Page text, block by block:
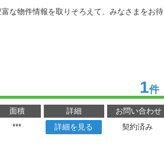
な物件情報を取りそろえて、みなさまをお待
1件
面積 詳細
お問い合わせ
*** 詳細を見る
契約済み